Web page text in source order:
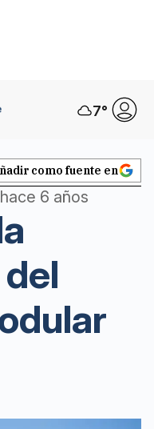
7°
como fuente en
6 años